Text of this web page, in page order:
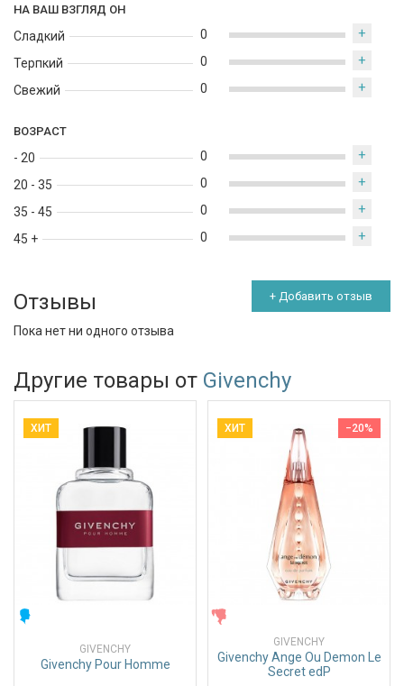
НА ВАШ ВЗГЛЯД ОН
Сладкий
Терпкий
Свежий
0 +
0 +
0 +
ВОЗРАСТ
- 20
20 - 35
35 - 45
45 +
0 +
0 +
0 +
0 +
Отзывы + Добавить отзыв
Пока нет ни одного отзыва
Другие товары от Givenchy
ХИТ
GIVENCHY
Givenchy Pour Homme
−20%
ХИТ
GIVENCHY
Givenchy Ange Ou Demon Le
Secret edP